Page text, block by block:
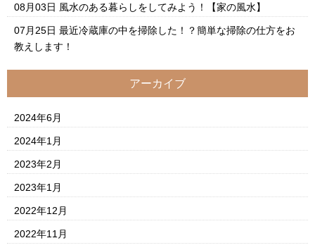
08月03日 風水のある暮らしをしてみよう！【家の風水】
07月25日 最近冷蔵庫の中を掃除した！？簡単な掃除の仕方をお
教えします！
アーカイブ
2024年6月
2024年1月
2023年2月
2023年1月
2022年12月
2022年11月